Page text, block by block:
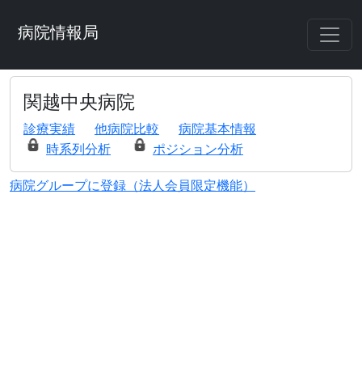
病院情報局
関越中央病院
診療実績 他病院比較
病院基本情報
時系列分析
ポジション分析
病院グループに登録（法人会員限定機能）